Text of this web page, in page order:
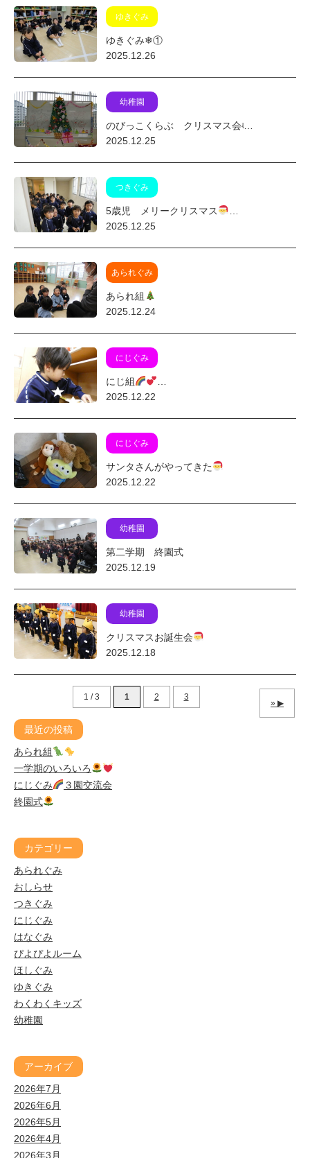
ゆきぐみ
ゆきぐみ❄①
2025.12.26
幼稚園
のびっこくらぶ クリスマス会ʵ…
2025.12.25
つきぐみ
5歳児 メリークリスマス
2025.12.25
あられぐみ
あられ組
2025.12.24
にじぐみ
にじ組
2025.12.22
にじぐみ
サンタさんがやってきた
2025.12.22
幼稚園
第二学期 終園式
2025.12.19
幼稚園
クリスマスお誕生会
2025.12.18
1 / 3 1 2 3
»
最近の投稿
あられ組
一学期のいろいろ
にじぐみ
３園交流会
終園式
カテゴリー
あられぐみ
おしらせ
つきぐみ
にじぐみ
はなぐみ
ぴよぴよルーム
ほしぐみ
ゆきぐみ
わくわくキッズ
幼稚園
アーカイブ
2026年7月
2026年6月
2026年5月
2026年4月
2026年3月